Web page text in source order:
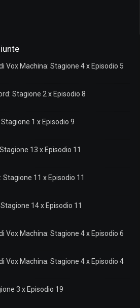
Vox Machina: Stagione 4 x Episodio 5
Stagione 2 x Episodio 8
Stagione 1 x Episodio 9
13 x Episodio 11
Stagione 11 x Episodio 11
14 x Episodio 11
Vox Machina: Stagione 4 x Episodio 6
Vox Machina: Stagione 4 x Episodio 4
3 x Episodio 19